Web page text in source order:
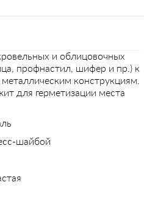
и облицовочных
профнастил, шифер и пр.) к
конструкциям.
для герметизации места
шайбой